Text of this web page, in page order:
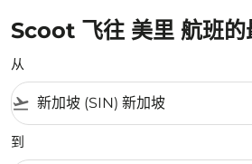
Scoot 飞往 美里 航班的
从
flight_takeoff
到